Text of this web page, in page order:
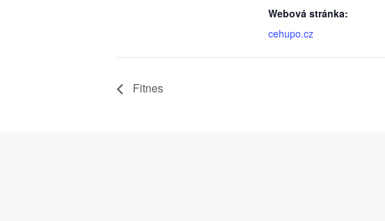
Webová stránka:
cehupo.cz
Fitnes